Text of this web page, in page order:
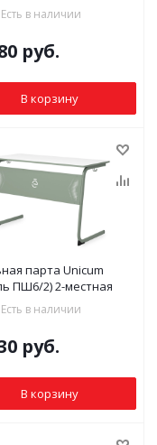
Есть в наличии
руб.
В корзину
парта Unicum
ПШ6/2) 2-местная
Есть в наличии
руб.
В корзину